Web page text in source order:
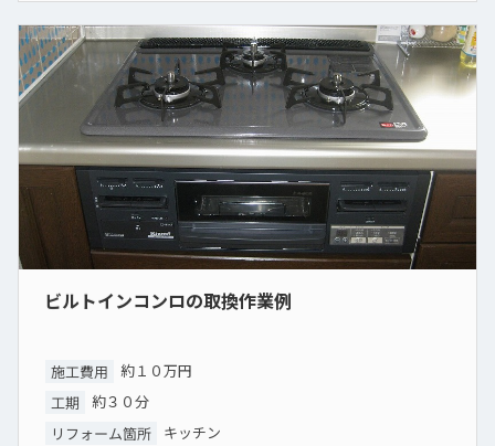
ビルトインコンロの取換作業例
施工費用 約１０万円
工期 約３０分
リフォーム箇所 キッチン